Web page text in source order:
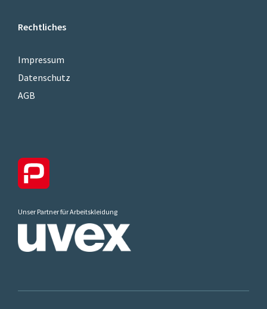
Rechtliches
Impressum
Datenschutz
AGB
Unser Partner für Arbeitskleidung